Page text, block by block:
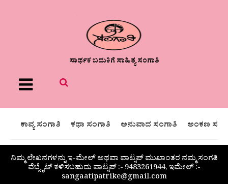
ಸಾರ್ಥಕ ಬದುಕಿಗೆ ಸಾಹಿತ್ಯ ಸಂಗಾತಿ
Menu
ಕಾವ್ಯ ಸಂಗಾತಿ ಕಥಾ ಸಂಗಾತಿ ಅನುವಾದ ಸಂಗಾತಿ ಅಂಕಣ
ನಿಮ್ಮ ಲೇಖನಗಳನ್ನು ಇ-ಮೇಲ್ ಅಥವಾ ವಾಟ್ಸಪ್ ಮುಖಾಂತರ ನಮ್ಮ ಸಂಗತಿ
ವೆಬ್ಸೈಟ್ ಕಳಿಸಬಹುದು ವಾಟ್ಸಪ್‌ :- 9483261944, ಇಮೇಲ್ :-
sangaatipatrike@gmail.com